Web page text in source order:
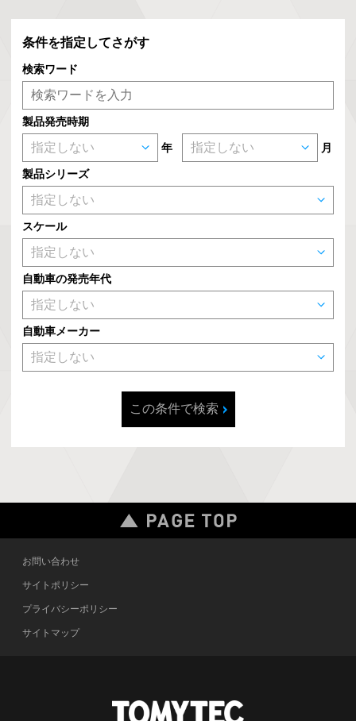
条件を指定してさがす
検索ワード
製品発売時期
年 月
製品シリーズ
スケール
自動車の発売年代
自動車メーカー
この条件で検索
お問い合わせ
サイトポリシー
プライバシーポリシー
サイトマップ